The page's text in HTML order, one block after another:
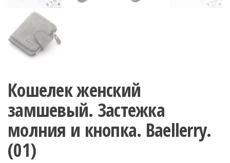
Кошелек женский
замшевый. Застежка
молния и кнопка. Baellerry.
(01)